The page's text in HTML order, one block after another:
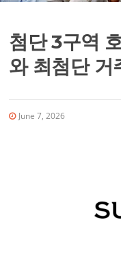
첨단 3구역
와 최첨단 거
June 7, 2026